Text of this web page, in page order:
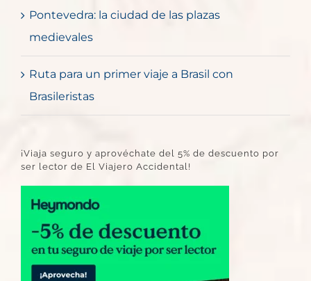
Pontevedra: la ciudad de las plazas
medievales
Ruta para un primer viaje a Brasil con
Brasileristas
¡Viaja seguro y aprovéchate del 5% de descuento por
ser lector de El Viajero Accidental!